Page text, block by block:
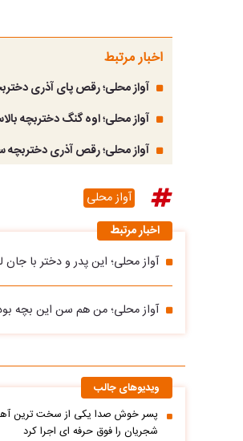
اخبار مرتبط
آواز محلی؛ رقص پای آذری
آواز محلی؛ اوه گنگ دختربچه
آواز محلی؛ رقص آذری دختربچه
آواز محلی
اخبار مرتبط
آواز محلی؛ این پدر و دختر با
آواز محلی؛ من هم سن این بچه
ویدیوهای جالب
پسر خوش صدا یکی از سخت ترین
شجریان را فوق حرفه ای اجرا کرد